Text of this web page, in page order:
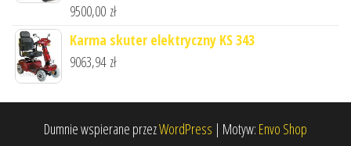
9500,00 zł
Karma skuter elektryczny KS 343
9063,94 zł
Dumnie wspierane przezWordPress | Motyw: Envo Shop